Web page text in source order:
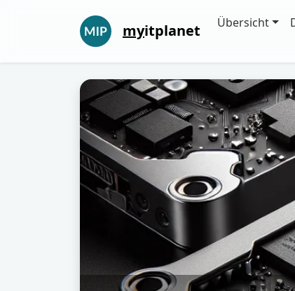
myitplanet Übersicht